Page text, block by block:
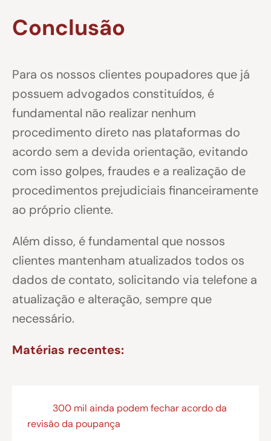
Conclusão
Para os nossos clientes poupadores que já
possuem advogados constituídos, é
fundamental não realizar nenhum
procedimento direto nas plataformas do
acordo sem a devida orientação, evitando
com isso golpes, fraudes e a realização de
procedimentos prejudiciais financeiramente
ao próprio cliente.
Além disso, é fundamental que nossos
clientes mantenham atualizados todos os
dados de contato, solicitando via telefone a
atualização e alteração, sempre que
necessário.
Matérias recentes:
300 mil ainda podem fechar acordo da
revisão da poupança